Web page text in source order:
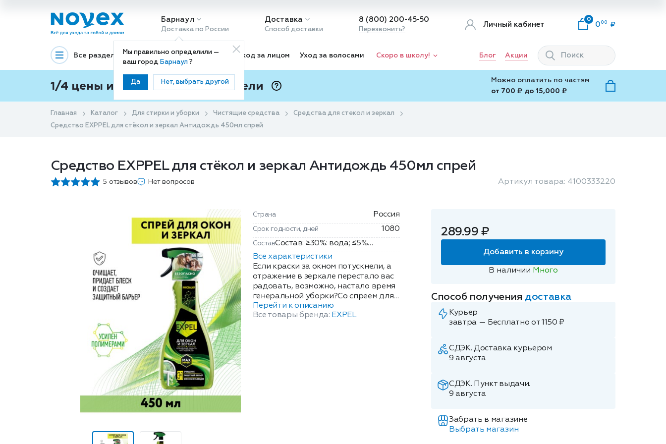
Барнаул
Доставка по России
Мы правильно определили —
ваш город Барнаул?
Да Нет, выбрать другой
Доставка
Способ доставки
8 (800) 200-45-50
Перезвонить?
Личный кабинет
0
0 00
Все разделы Декоративная косметика Уход за лицом Уход за волосами Скоро в школу! Блог Акции
1/4 цены и покупки ваши с Подели
Можно оплатить по частям
от 700 ₽ до 15,000 ₽
Главная Каталог Для стирки и уборки Чистящие средства
Средства для стекол и зеркал
Средство EXPPEL для стёкол и зеркал Антидождь 450мл спрей
Средство EXPPEL для стёкол и зеркал Антидождь 450мл спрей
5 отзывов Нет вопросов Артикул товара: 4100333220
Страна Россия
Срок годности, дней 1080
СоставСостав: ≥30%: вода; ≤5%
неионогенные ПАВ,
органический растворитель,
полимерная добавка, отдушка,
краситель, консервант.
Все характеристики
Если краски за окном потускнели, а
отражение в зеркале перестало вас
радовать, возможно, настало время
генеральной уборки?Со спреем для
мытья окон и зеркал EXPEL
АНТИДОЖДЬ в комнате станет
Перейти к описанию
Все товары бренда: EXPEL
289.99 ₽
Добавить в корзину
В наличии Много
Способ получения доставка
Курьер
завтра — Бесплатно от 1150 ₽
СДЭК. Доставка курьером
9 августа
СДЭК. Пункт выдачи.
9 августа
Забрать в магазине
Выбрать магазин